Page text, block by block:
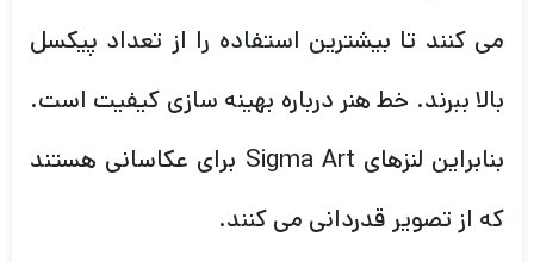
می کنند تا بیشترین استفاده را از تعداد پیکسل
بالا ببرند. خط هنر درباره بهینه سازی کیفیت است.
بنابراین لنزهای Sigma Art برای عکاسانی هستند
که از تصویر قدردانی می کنند.